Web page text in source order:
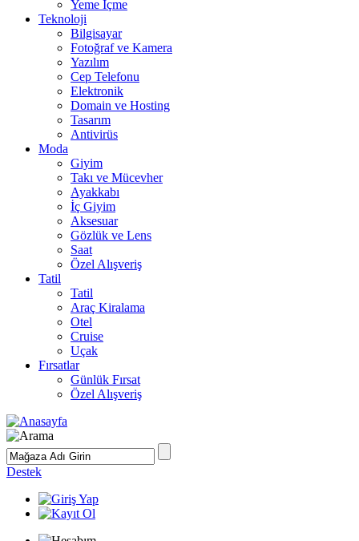
Yeme İçme
Teknoloji
Bilgisayar
Fotoğraf ve Kamera
Yazılım
Cep Telefonu
Elektronik
Domain ve Hosting
Tasarım
Antivirüs
Moda
Giyim
Takı ve Mücevher
Ayakkabı
İç Giyim
Aksesuar
Gözlük ve Lens
Saat
Özel Alışveriş
Tatil
Tatil
Araç Kiralama
Otel
Cruise
Uçak
Fırsatlar
Günlük Fırsat
Özel Alışveriş
Destek